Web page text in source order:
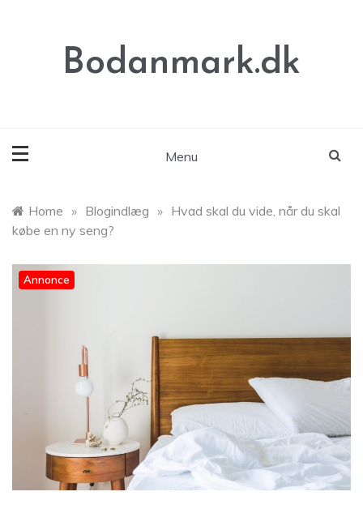
Bodanmark.dk
Menu
Home » Blogindlæg » Hvad skal du vide, når du skal
købe en ny seng?
Annonce